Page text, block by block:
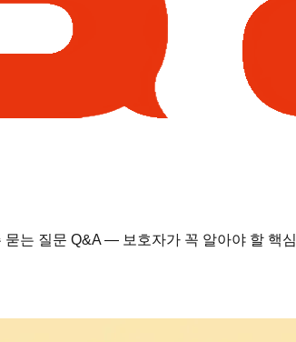
묻는 질문 Q&A — 보호자가 꼭 알아야 할 핵심